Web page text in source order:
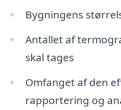
Bygningens
Antallet af
skal tages
Omfanget af den
rapportering og